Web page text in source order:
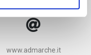
www.admarche.it